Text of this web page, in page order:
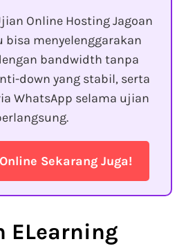
Online Hosting Jagoan
bisa menyelenggarakan
bandwidth tanpa
down yang stabil, serta
WhatsApp selama ujian
Sekarang Juga!
ELearning